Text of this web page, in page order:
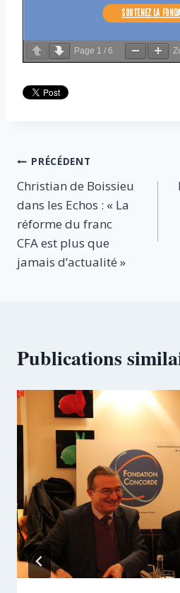
Page 1 / 6
Navigation
de
l’article
PRÉCÉDENT
Christian de Boissieu
dans les Echos : « La
réforme du franc
CFA est plus que
jamais d’actualité »
Publications